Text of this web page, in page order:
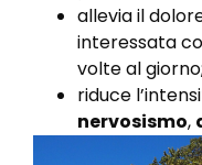
allevia il
interessata
volte al giorno;
riduce
nervosismo,